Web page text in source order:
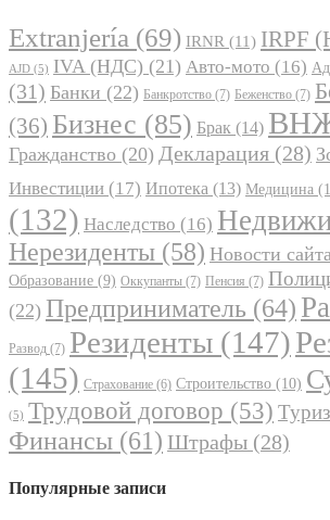
Extranjería (69) IRNR (11) IRPF
AJD (5) IVA (НДС) (21) Авто-мото (16)
(31) Банки (22) Банкротство (7) Беженство (7)
(36) Бизнес (85) Брак (14)
Гражданство (20) Декларация (28)
Инвестиции (17) Ипотека (13) Медицина
(132) Наследство (16)
Нерезиденты (58) Новости сайта
Образование (9) Оккупанты (7) Пенсия (7)
(22) Предприниматель (64)
Развод (7) Резиденты (147)
(145) Страхование (6) Строительство (10)
(5) Трудовой договор (53)
Финансы (61) Штрафы (28)
Популярные записи